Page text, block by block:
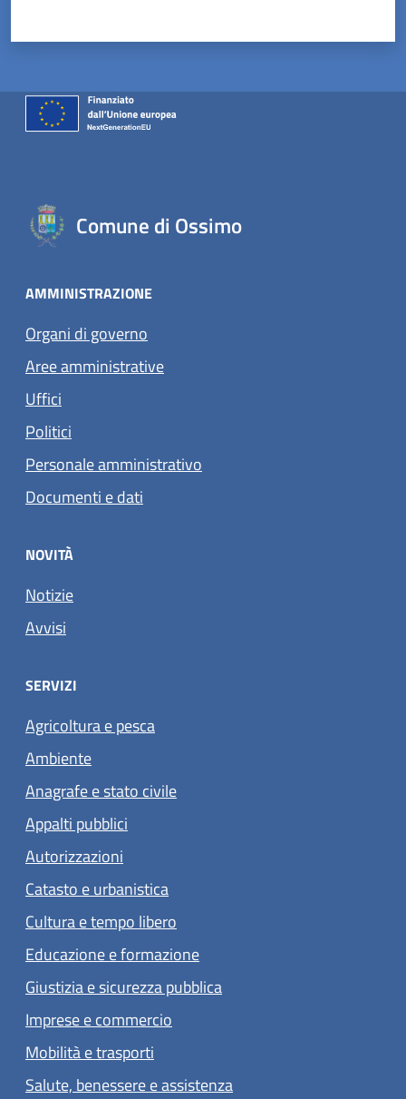
Comune di Ossimo
AMMINISTRAZIONE
Organi di governo
Aree amministrative
Uffici
Politici
Personale amministrativo
Documenti e dati
NOVITÀ
Notizie
Avvisi
SERVIZI
Agricoltura e pesca
Ambiente
Anagrafe e stato civile
Appalti pubblici
Autorizzazioni
Catasto e urbanistica
Cultura e tempo libero
Educazione e formazione
Giustizia e sicurezza pubblica
Imprese e commercio
Mobilità e trasporti
Salute, benessere e assistenza